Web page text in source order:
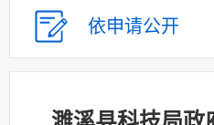
依申请公开